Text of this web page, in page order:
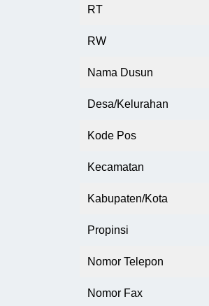
RT
RW
Nama Dusun
Desa/Kelurahan
Kode Pos
Kecamatan
Kabupaten/Kota
Propinsi
Nomor Telepon
Nomor Fax